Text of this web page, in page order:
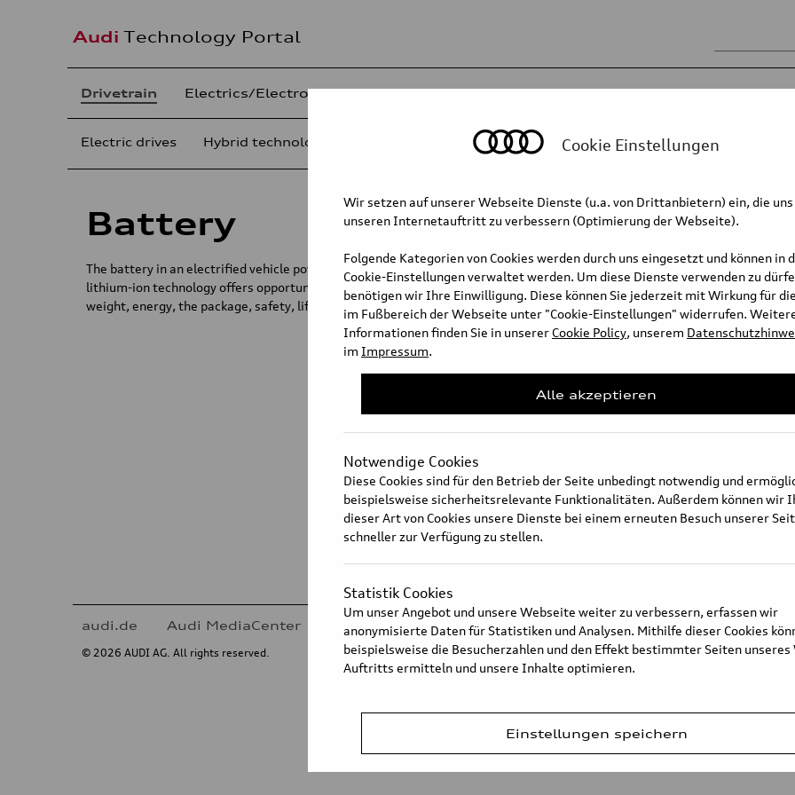
Audi Technology Portal
Drivetrain Electrics/Electronics Chassis Body Mobility for the future
Electric drives Hybrid technologies Engine technologies Transmission technologies
Battery
The battery in an electrified vehicle powertrain is a highly complex system. The
lithium-ion technology offers opportunities and challenges in a number of areas –
weight, energy, the package, safety, lifetime and, not least, cost.
Audi Q5: the lithium-ion-
audi.de Audi MediaCenter Legal Privacy Cookie settings
© 2026 AUDI AG. All rights reserved.
Cookie Einstellungen
Wir setzen auf unserer Webseite Dienste (u.a. von Drittanbietern) ein, die
unseren Internetauftritt zu verbessern (Optimierung der Webseite).
Folgende Kategorien von Cookies werden durch uns eingesetzt und können in
Cookie-Einstellungen verwaltet werden. Um diese Dienste verwenden zu
benötigen wir Ihre Einwilligung. Diese können Sie jederzeit mit Wirkung für
im Fußbereich der Webseite unter "Cookie-Einstellungen" widerrufen.
Informationen finden Sie in unserer Cookie Policy, unserem
im Impressum.
Alle akzeptieren
Notwendige Cookies
Diese Cookies sind für den Betrieb der Seite unbedingt notwendig und
beispielsweise sicherheitsrelevante Funktionalitäten. Außerdem können wir
dieser Art von Cookies unsere Dienste bei einem erneuten Besuch unserer
schneller zur Verfügung zu stellen.
Statistik Cookies
Um unser Angebot und unsere Webseite weiter zu verbessern, erfassen wir
anonymisierte Daten für Statistiken und Analysen. Mithilfe dieser Cookies
beispielsweise die Besucherzahlen und den Effekt bestimmter Seiten unseres
Auftritts ermitteln und unsere Inhalte optimieren.
Einstellungen speichern